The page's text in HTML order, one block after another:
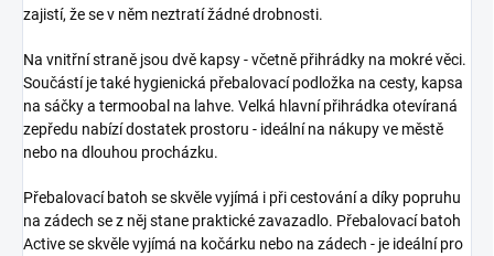
zajistí, že se v něm neztratí žádné drobnosti.
Na vnitřní straně jsou dvě kapsy - včetně přihrádky na mokré věci.
Součástí je také hygienická přebalovací podložka na cesty, kapsa
na sáčky a termoobal na lahve. Velká hlavní přihrádka otevíraná
zepředu nabízí dostatek prostoru - ideální na nákupy ve městě
nebo na dlouhou procházku.
Přebalovací batoh se skvěle vyjímá i při cestování a díky popruhu
na zádech se z něj stane praktické zavazadlo. Přebalovací batoh
Active se skvěle vyjímá na kočárku nebo na zádech - je ideální pro